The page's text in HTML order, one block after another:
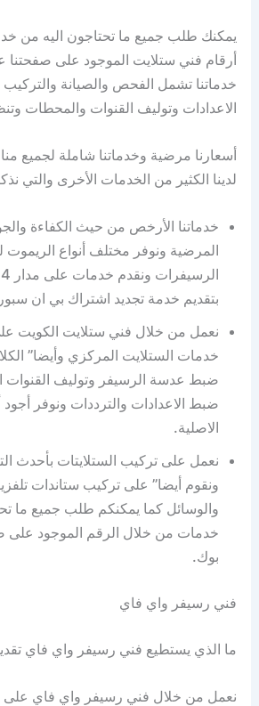
يمكنك طلب جميع ما تحتاجون اليه من
أرقام فني ستلايت الموجود على صفحتنا
خدماتنا تشمل الفحص والصيانة
الاعدادات وتوليف القنوات والمحطات
أسعارنا مرضية وخدماتنا شاملة لجميع
لدينا الكثير من الخدمات الأخرى والتي
خدماتنا الأرخص من حيث الكفاءة
المرضية ونوفر مختلف أنواع الريموت
بتقديم خدمة تجديد اشتراك بي ان
نعمل من خلال فني ستلايت الكويت
خدمات الستلايت المركزي وأيضا”
ضبط عدسة الرسيفر وتوليف القنوات
ضبط الاعدادات والترددات ونوفر أجود
الاصلية.
نعمل على تركيب الستلايتات بأحدث
ونقوم أيضا” على تركيب ستاندات
والوسائل كما يمكنكم طلب جميع ما
خدمات من خلال الرقم الموجود على
بوك.
فني رسيفر واي فاي
ما الذي يستطيع فني رسيفر واي فاي
نعمل من خلال فني رسيفر واي فاي